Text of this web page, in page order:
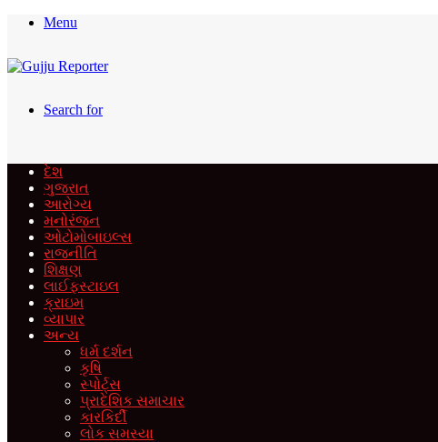
Menu
Search for
દેશ
ગુજરાત
આરોગ્ય
મનોરંજન
ઓટોમોબાઇલ્સ
રાજનીતિ
શિક્ષણ
લાઈફસ્ટાઇલ
ક્રાઇમ
વ્યાપાર
અન્ય
ધર્મ દર્શન
કૃષિ
સ્પોર્ટ્સ
પ્રાદેશિક સમાચાર
કારકિર્દી
લોક સમસ્યા